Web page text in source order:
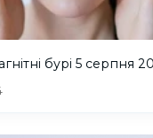
бурі 5 серпня